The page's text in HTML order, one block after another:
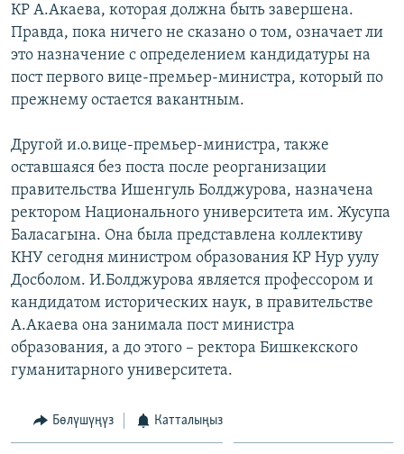
КР А.Акаева, которая должна быть завершена.
Правда, пока ничего не сказано о том, означает ли
это назначение с определением кандидатуры на
пост первого вице-премьер-министра, который по
прежнему остается вакантным.
Другой и.о.вице-премьер-министра, также
оставшаяся без поста после реорганизации
правительства Ишенгуль Болджурова, назначена
ректором Национального университета им. Жусупа
Баласагына. Она была представлена коллективу
КНУ сегодня министром образования КР Нур уулу
Досболом. И.Болджурова является профессором и
кандидатом исторических наук, в правительстве
А.Акаева она занимала пост министра
образования, а до этого – ректора Бишкекского
гуманитарного университета.
Бөлүшүңүз Катталыңыз